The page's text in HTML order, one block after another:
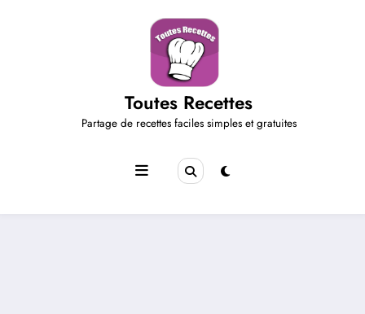
Toutes Recettes
Partage de recettes faciles simples et gratuites